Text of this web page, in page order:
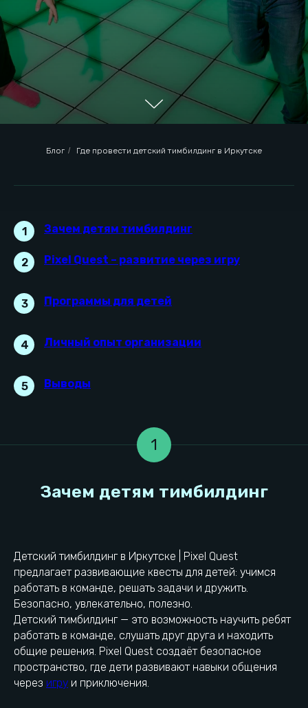
Блог / Где провести детский тимбилдинг в Иркутске
1 Зачем детям тимбилдинг
2 Pixel Quest – развитие через игру
3 Программы для детей
4 Личный опыт организации
5 Выводы
1
Зачем детям тимбилдинг
Детский тимбилдинг в Иркутске | Pixel Quest
предлагает развивающие квесты для детей: учимся
работать в команде, решать задачи и дружить.
Безопасно, увлекательно, полезно.
Детский тимбилдинг — это возможность научить ребят
работать в команде, слушать друг друга и находить
общие решения. Pixel Quest создаёт безопасное
пространство, где дети развивают навыки общения
через игру и приключения.
Pixel Quest – развитие через игру